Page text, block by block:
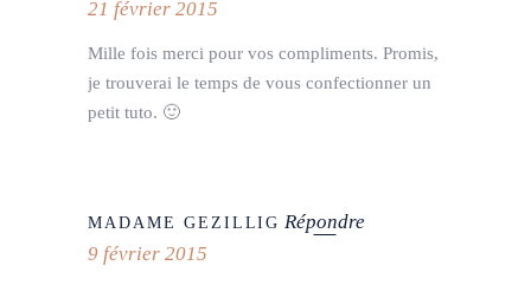
21 février 2015
Mille fois merci pour vos compliments. Promis,
je trouverai le temps de vous confectionner un
petit tuto. 🙂
MADAME GEZILLIG Répondre
9 février 2015